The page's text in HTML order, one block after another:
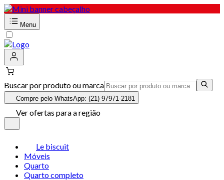
Menu
Buscar por produto ou marca
Compre pelo WhatsApp: (21) 97971-2181
Ver ofertas para a região
Le biscuit
Móveis
Quarto
Quarto completo